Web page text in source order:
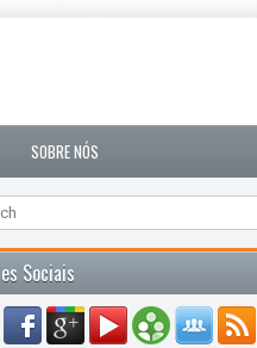
SOBRE NÓS
Sociais